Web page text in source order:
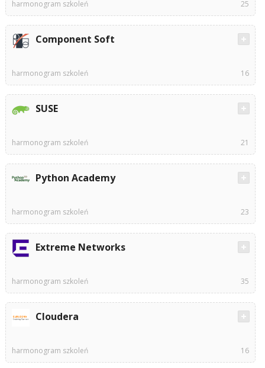
harmonogram szkoleń 25
Component Soft
harmonogram szkoleń 16
SUSE
harmonogram szkoleń 21
Python Academy
harmonogram szkoleń 23
Extreme Networks
harmonogram szkoleń 35
Cloudera
harmonogram szkoleń 16